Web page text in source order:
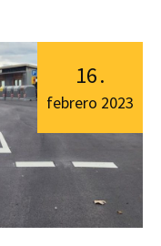
16.
febrero 2023